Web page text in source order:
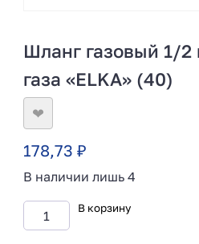
Шланг газовый 1/2
газа «ELKA» (40)
❤
178,73 ₽
В наличии лишь 4
В корзину